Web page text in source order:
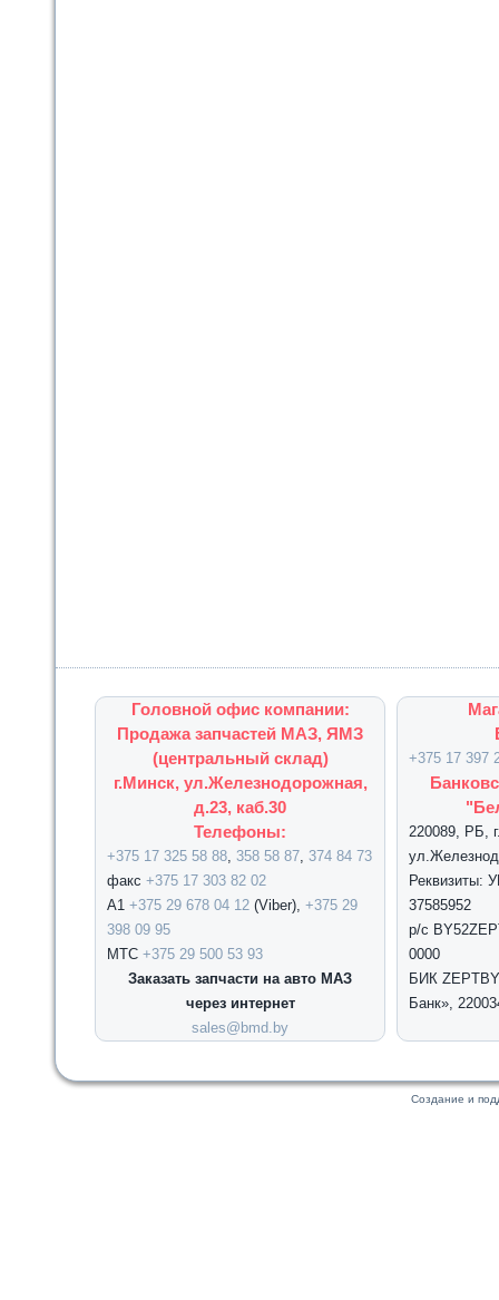
Головной офис компании:
Продажа запчастей МАЗ, ЯМЗ
(центральный склад)
г.Минск, ул.Железнодорожная,
д.23, каб.30
Телефоны:
+375 17 325 58 88, 358 58 87, 374 84 73
факс +375 17 303 82 02
А1 +375 29 678 04 12 (Viber), +375 29
398 09 95
МТС +375 29 500 53 93
Заказать запчасти на авто МАЗ
через интернет
sales@bmd.by
+375 17 397
220089, РБ,
Реквизиты:
37585952
р/с
0000
БИК
Банк»,
Создание и